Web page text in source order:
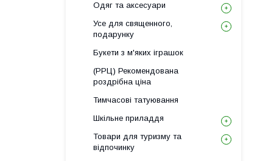
Одяг та аксесуари
Усе для священного,
подарунку
Букети з м'яких іграшок
(РРЦ) Рекомендована
роздрібна ціна
Тимчасові татуювання
Шкільне приладдя
Товари для туризму та
відпочинку